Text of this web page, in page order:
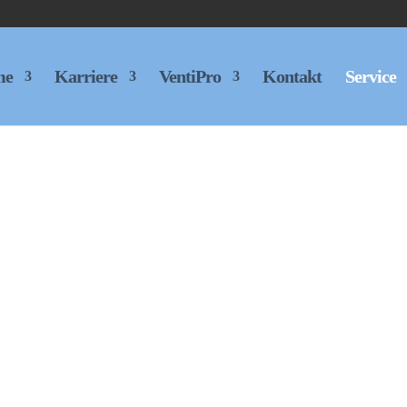
Karriere VentiPro Kontakt Service